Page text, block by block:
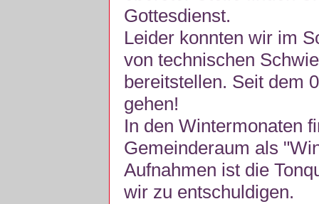
Gottesdienst.
Leider konnten wir im
von technischen
bereitstellen. Seit dem
gehen!
In den Wintermonaten
Gemeinderaum als
Aufnahmen ist die
wir zu entschuldigen.